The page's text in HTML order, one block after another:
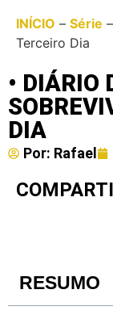
INÍCIO – Série –
Terceiro Dia
• DIÁRIO
DIA
Por: Rafael
RESUMO